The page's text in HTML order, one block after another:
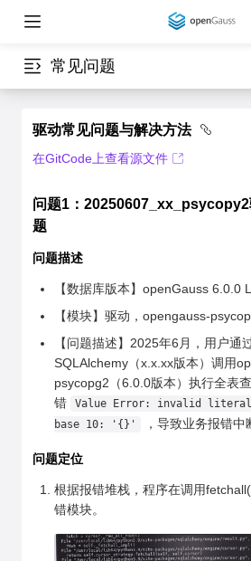
常见问题
驱动常见问题与解决方法
在GitCode上查看源文件
问题1：20250607_xx_psycopy2
题
问题描述
【数据库版本】openGauss 6.0.0
【模块】驱动，opengauss-
【问题描述】2025年6月，用户通
SQLAlchemy（x.x.xx版本）调用
psycopg2（6.0.0版本）执行全表
错
Value Error: invalid
base 10: '{}'
，导致业务报错中
问题定位
根据报错堆栈，程序在调用
错模块。